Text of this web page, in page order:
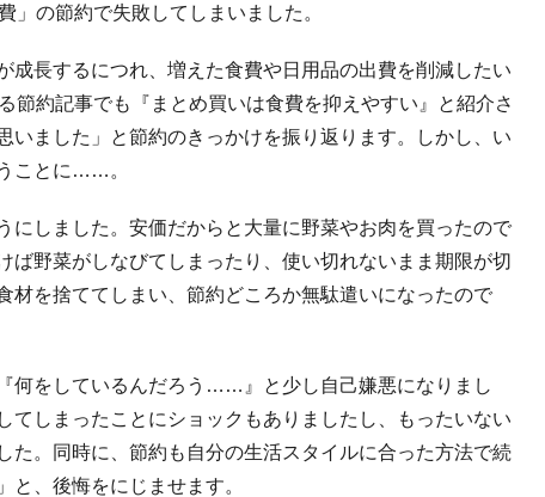
」の節約で失敗してしまいました。
成長するにつれ、増えた食費や日用品の出費を削減したい
節約記事でも『まとめ買いは食費を抑えやすい』と紹介さ
いました」と節約のきっかけを振り返ります。しかし、い
ことに……。
にしました。安価だからと大量に野菜やお肉を買ったので
ば野菜がしなびてしまったり、使い切れないまま期限が切
材を捨ててしまい、節約どころか無駄遣いになったので
何をしているんだろう……』と少し自己嫌悪になりまし
てしまったことにショックもありましたし、もったいない
た。同時に、節約も自分の生活スタイルに合った方法で続
、後悔をにじませます。